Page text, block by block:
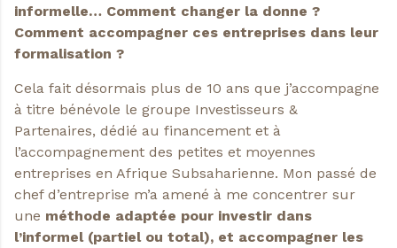
informelle… Comment changer la donne ?
Comment accompagner ces entreprises dans leur
formalisation ?
Cela fait désormais plus de 10 ans que j’accompagne
à titre bénévole le groupe Investisseurs &
Partenaires, dédié au financement et à
l’accompagnement des petites et moyennes
entreprises en Afrique Subsaharienne. Mon passé de
chef d’entreprise m’a amené à me concentrer sur
une méthode adaptée pour investir dans
l’informel (partiel ou total), et accompagner les